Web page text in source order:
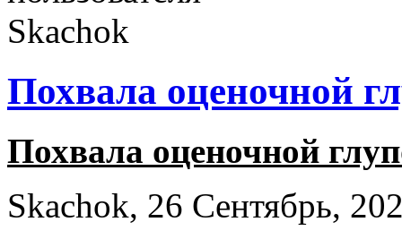
Похвала оценочной
Похвала оценочной
Skachok, 26 Сентябрь,